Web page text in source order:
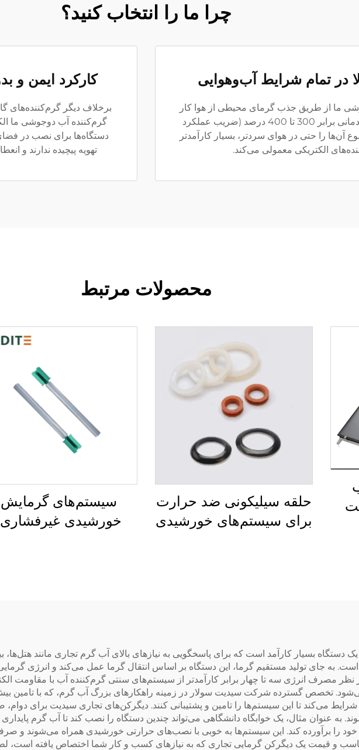
چرا ما را انتخاب کنید؟
در تمام شرایط آب‌وهوایی
ما از طریق جذب گرمای محیطی از هوا کار
می‌کنند و در شرایطی با راندمانی برابر 300 تا 400 درصد (ضریب عملکرد
آن‌ها را حتی در هوای سردتر، بسیار کارآمدتر
الکتریکی معمولی می‌کند.
کارکرد ایمن و
برخلاف دیگر گرم‌کننده‌های
گرم‌کننده آب دوجوشی ما
دستگاه‌ها برای نصب در
تهویه پیچیده ندارند و
محصولات مرتبط
حلقه سیلیکونی ضد حرارت
برای سیستم‌های خورشیدی
سیستم‌های گرمایش
خورشیدی
دستگاه بسیار کارآمد است که برای پاسخگویی به نیازهای بالای آب گرم تجاری مانند
به جای تولید مستقیم گرما، این دستگاه بر اساس انتقال گرما عمل می‌کند و انرژی
نظر مصرف انرژی سه تا چهار برابر کارآمدتر از سیستم‌های سنتی گرم‌کننده آب با مقاومت
عنوان مثال، یک خوابگاه دانشگاهی می‌تواند چندین دستگاه را نصب کند تا آب گرم
خود را برآورده کند. این سیستم‌ها به خوبی با نصب‌های حرارتی خورشیدی همراه می‌شوند و
و قیمت یک دیگرکن گرمایی تجاری که به نیازهای کسب و کار شما اختصاص یافته است، لطفا